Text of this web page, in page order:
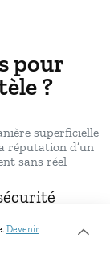
pour
?
superficielle
réputation d’un
sans réel
Certaines
que ces
Devenir